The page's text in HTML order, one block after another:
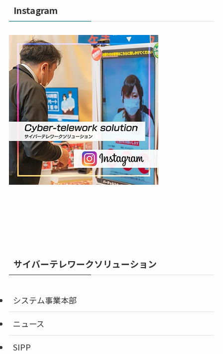
Instagram
サイバーテレワークソリューション
システム事業本部
ニュース
SIPP